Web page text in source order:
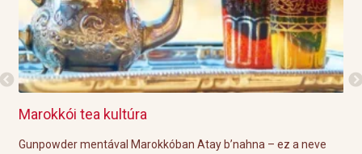
Marokkói tea kultúra
Gunpowder mentával Marokkóban Atay b’nahna – ez a neve